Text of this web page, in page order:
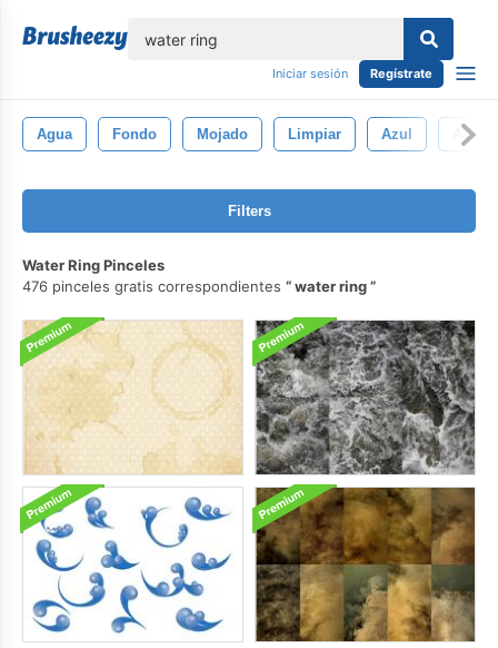
Iniciar sesión Regístrate
Agua Fondo Mojado Limpiar Azul
Filters
Water Ring Pinceles
476 pinceles gratis correspondientes
water ring